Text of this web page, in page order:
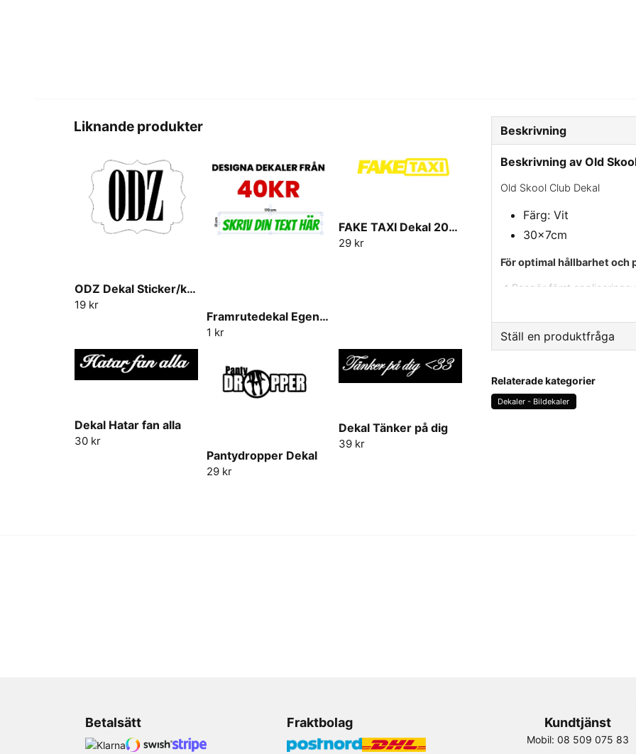
Liknande produkter
ODZ Dekal Sticker/klistermärke
19 kr
Framrutedekal Egen text
1 kr
FAKE TAXI Dekal 20cm-30cm
29 kr
Dekal Hatar fan alla
30 kr
Pantydropper Dekal
29 kr
Dekal Tänker på dig
39 kr
Beskrivning
Beskrivning av Old
Old Skool Club Dekal
Färg: Vit
30x7cm
För optimal hållbarhet och
✔ Rengör först
✔ Använd värme på ytan
✔ Ta bort skyddspappret
✔ Placera dekalen på
och avlägsna sedan
vid behov för att säkerställa
Ställ en produktfråga
Fråga oss något om
Relaterade kategorier
Dekaler - Bildekaler
Betalsätt Fraktbolag Kundtjänst
Mobil: 08 509 075 83